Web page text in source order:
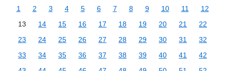
1 2 3 4 5 6 7 8 9 10 11
12
13
14 15 16 17 18 19 20 21
22
23
24 25 26 27 28 29 30 31
32
33
34 35 36 37 38 39 40 41
42